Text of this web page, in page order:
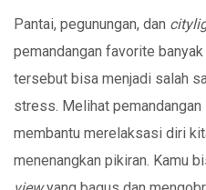
Pantai, pegunungan, dan
pemandangan favorite
tersebut bisa menjadi salah
stress. Melihat pemandangan
membantu merelaksasi diri
menenangkan pikiran. Kamu